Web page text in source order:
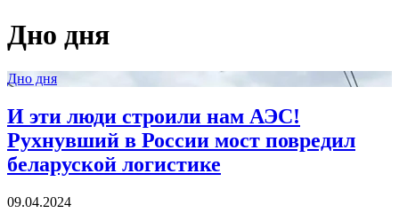
Дно дня
Дно дня
И эти люди строили нам АЭС!
Рухнувший в России мост повредил
беларуской логистике
09.04.2024